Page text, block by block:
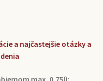
a najčastejšie otázky a
max. 0,75l):